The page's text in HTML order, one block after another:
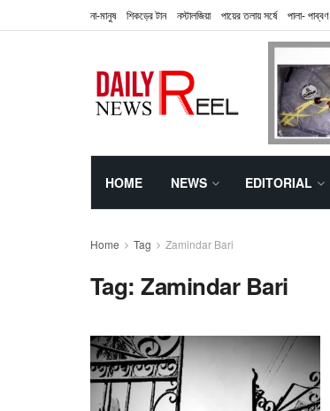
না-মানুষ শিকড়ের টান নস্টালজিয়া পায়ের তলায় সর্ষে পালা- পাব্বণ
HOME NEWS EDITORIAL
Home Tag Zamindar Bari
Tag:Zamindar Bari